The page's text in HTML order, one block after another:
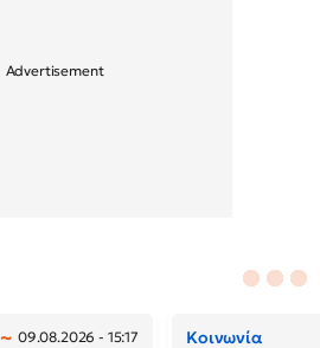
09.08.2026 - 15:17 Κοινωνία